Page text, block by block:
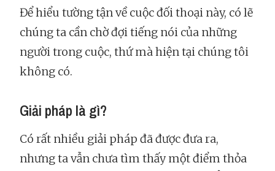
Để hiểu tường tận về cuộc đối thoại này, có lẽ
chúng ta cần chờ đợi tiếng nói của những
người trong cuộc, thứ mà hiện tại chúng tôi
không có.
Giải pháp là gì?
Có rất nhiều giải pháp đã được đưa ra,
nhưng ta vẫn chưa tìm thấy một điểm thỏa